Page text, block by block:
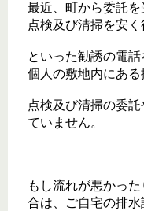
最近、町から委託
点検及び清掃を安く
といった勧誘の電
個人の敷地内にあ
点検及び清掃の委
ていません。
もし流れが悪かっ
合は、ご自宅の排水